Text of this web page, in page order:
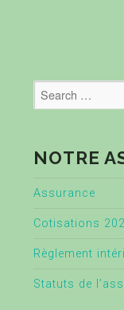
NOTRE
Assurance
Cotisations
Règlement
Statuts de